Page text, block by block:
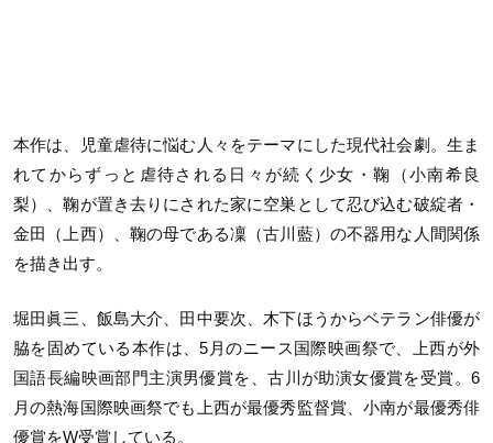
本作は、児童虐待に悩む人々をテーマにした現代社会劇。生ま
れてからずっと虐待される日々が続く少女・鞠（小南希良
梨）、鞠が置き去りにされた家に空巣として忍び込む破綻者・
金田（上西）、鞠の母である凜（古川藍）の不器用な人間関係
を描き出す。
堀田眞三、飯島大介、田中要次、木下ほうからベテラン俳優が
脇を固めている本作は、5月のニース国際映画祭で、上西が外
国語長編映画部門主演男優賞を、古川が助演女優賞を受賞。6
月の熱海国際映画祭でも上西が最優秀監督賞、小南が最優秀俳
優賞をW受賞している。